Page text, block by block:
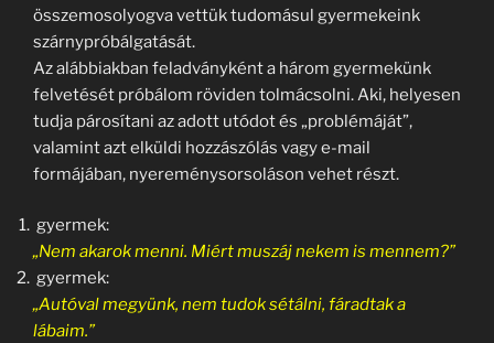
összemosolyogva vettük tudomásul gyermekeink
szárnypróbálgatását.
Az alábbiakban feladványként a három gyermekünk
felvetését próbálom röviden tolmácsolni. Aki, helyesen
tudja párosítani az adott utódot és „problémáját”,
valamint azt elküldi hozzászólás vagy e-mail
formájában, nyereménysorsoláson vehet részt.
gyermek:
„Nem akarok menni. Miért muszáj nekem is mennem?”
gyermek:
„Autóval megyünk, nem tudok sétálni, fáradtak a
lábaim.”